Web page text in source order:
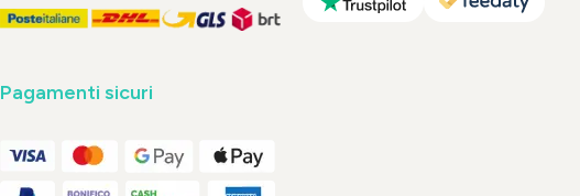
Pagamenti sicuri